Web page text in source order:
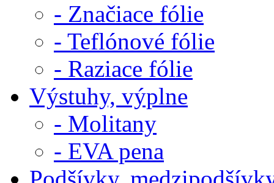
- Značiace fólie
- Teflónové fólie
- Raziace fólie
Výstuhy, výplne
- Molitany
- EVA pena